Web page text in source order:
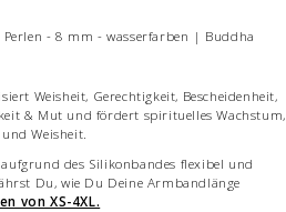
Perlen - 8 mm - wasserfarben | Buddha
Weisheit, Gerechtigkeit, Bescheidenheit,
& Mut und fördert spirituelles Wachstum,
Weisheit.
des Silikonbandes flexibel und
Du, wie Du Deine Armbandlänge
von XS-4XL.